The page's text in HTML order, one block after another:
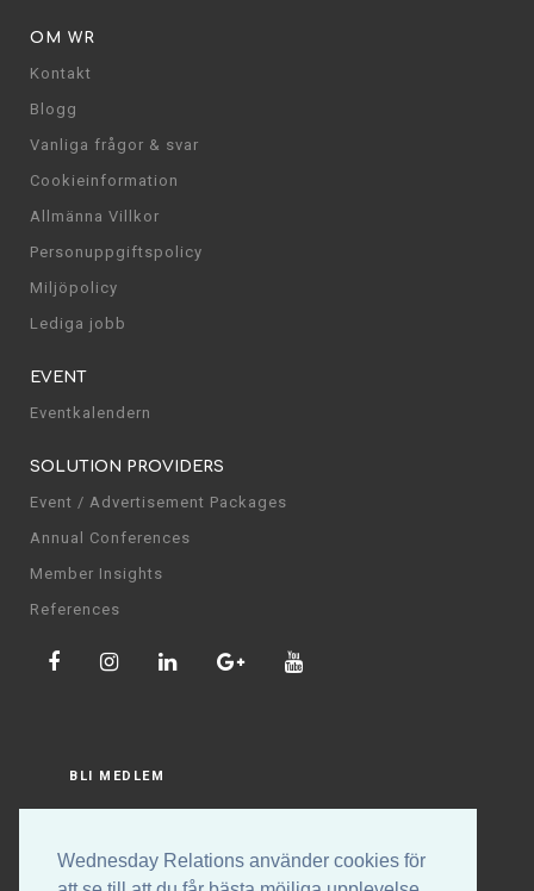
Wednesday Relations använder cookies för
OM WR
Kontakt
Blogg
Vanliga frågor & svar
Cookieinformation
Allmänna Villkor
Personuppgiftspolicy
Miljöpolicy
Lediga jobb
EVENT
Eventkalendern
SOLUTION PROVIDERS
Event / Advertisement Packages
Annual Conferences
Member Insights
References
BLI MEDLEM